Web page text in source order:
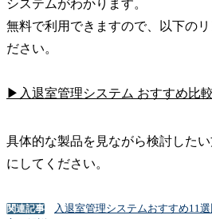
システムがわかります。
無料で利用できますので、以下の
ださい。
▶入退室管理システム おすすめ比
具体的な製品を見ながら検討した
にしてください。
関連記事
入退室管理システムおすすめ11